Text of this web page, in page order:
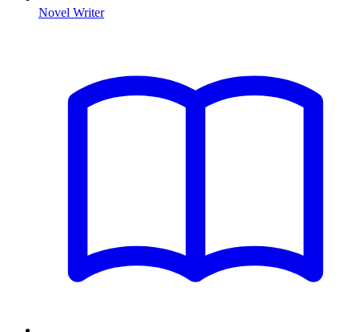
Novel Writer